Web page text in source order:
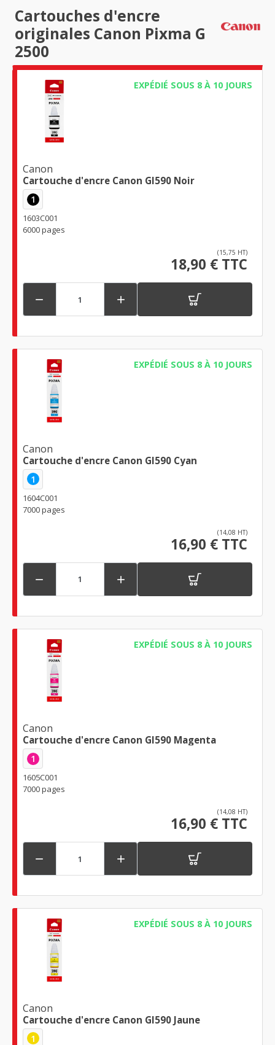
Cartouches d'encre
originales Canon Pixma G
2500
EXPÉDIÉ SOUS 8 À 10 JOURS
Canon
Cartouche d'encre Canon GI590 Noir
1
1603C001
6000 pages
(15,75 HT)
18,90 € TTC
 
EXPÉDIÉ SOUS 8 À 10 JOURS
Canon
Cartouche d'encre Canon GI590 Cyan
1
1604C001
7000 pages
(14,08 HT)
16,90 € TTC
 
EXPÉDIÉ SOUS 8 À 10 JOURS
Canon
Cartouche d'encre Canon GI590 Magenta
1
1605C001
7000 pages
(14,08 HT)
16,90 € TTC
 
EXPÉDIÉ SOUS 8 À 10 JOURS
Canon
Cartouche d'encre Canon GI590 Jaune
1